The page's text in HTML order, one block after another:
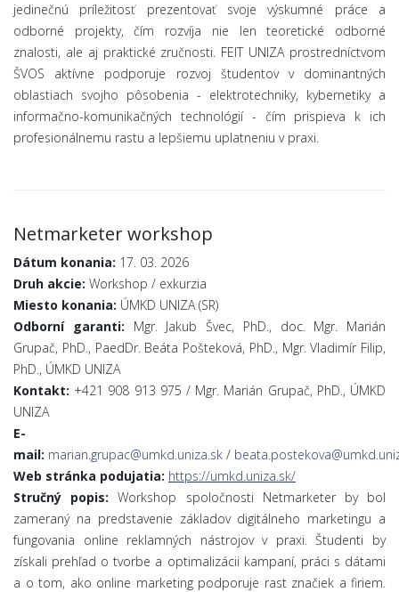
jedinečnú príležitosť prezentovať svoje výskumné práce a
odborné projekty, čím rozvíja nie len teoretické odborné
znalosti, ale aj praktické zručnosti. FEIT UNIZA prostredníctvom
ŠVOS aktívne podporuje rozvoj študentov v dominantných
oblastiach svojho pôsobenia - elektrotechniky, kybernetiky a
informačno-komunikačných technológií - čím prispieva k ich
profesionálnemu rastu a lepšiemu uplatneniu v praxi.
Netmarketer workshop
Dátum konania: 17. 03. 2026
Druh akcie: Workshop / exkurzia
Miesto konania: ÚMKD UNIZA (SR)
Odborní garanti: Mgr. Jakub Švec, PhD., doc. Mgr. Marián
Grupač, PhD., PaedDr. Beáta Pošteková, PhD., Mgr. Vladimír Filip,
PhD., ÚMKD UNIZA
Kontakt: +421 908 913 975 / Mgr. Marián Grupač, PhD., ÚMKD
UNIZA
E-
mail: marian.grupac@umkd.uniza.sk /
Web stránka podujatia: https://umkd.uniza.sk/
Stručný popis: Workshop spoločnosti Netmarketer by bol
zameraný na predstavenie základov digitálneho marketingu a
fungovania online reklamných nástrojov v praxi. Študenti by
získali prehľad o tvorbe a optimalizácii kampaní, práci s dátami
a o tom, ako online marketing podporuje rast značiek a firiem.